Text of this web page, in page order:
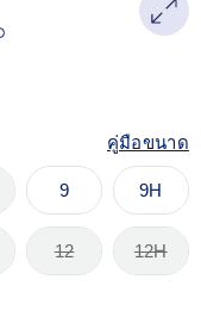
คู่มือขนาด
9 9H
12 12H